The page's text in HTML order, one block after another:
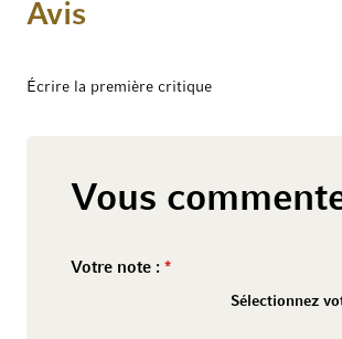
Avis
Écrire la première critique
Vous
Votre note :
Sélectionnez
9 stars
10 stars